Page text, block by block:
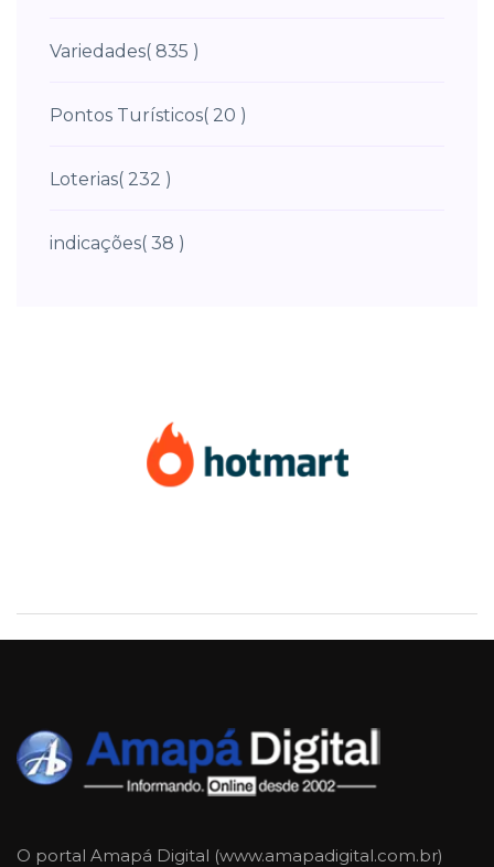
Variedades( 835 )
Pontos Turísticos( 20 )
Loterias( 232 )
indicações( 38 )
O portal Amapá Digital (www.amapadigital.com.br)